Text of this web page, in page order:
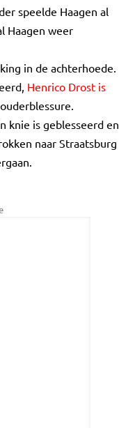
speelde Haagen al
Haagen weer
in de achterhoede.
Henrico Drost is
knie is geblesseerd en
naar Straatsburg